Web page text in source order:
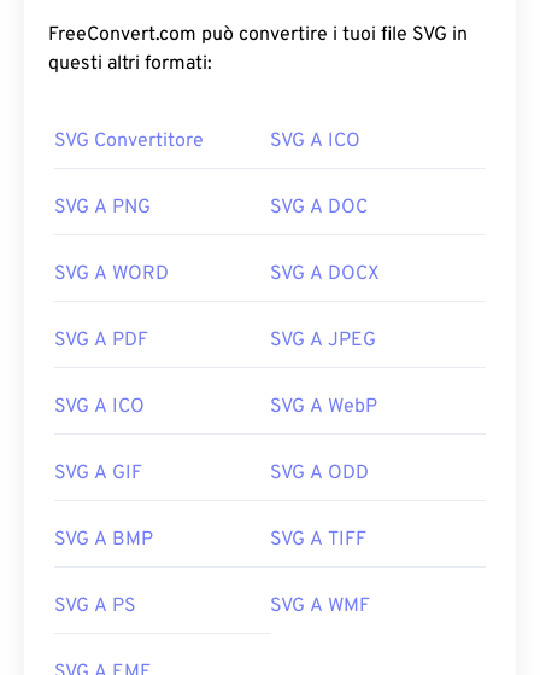
FreeConvert.com può convertire i tuoi file SVG in
questi altri formati:
SVG Convertitore SVG A ICO
SVG A PNG SVG A DOC
SVG A WORD SVG A DOCX
SVG A PDF SVG A JPEG
SVG A ICO SVG A WebP
SVG A GIF SVG A ODD
SVG A BMP SVG A TIFF
SVG A PS SVG A WMF